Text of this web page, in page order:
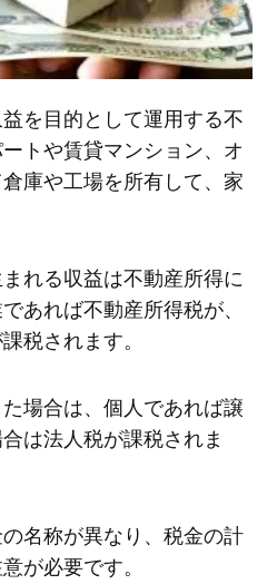
を目的として運用する不
トや賃貸マンション、オ
庫や工場を所有して、家
れる収益は不動産所得に
あれば不動産所得税が、
税されます。
場合は、個人であれば譲
は法人税が課税されま
名称が異なり、税金の計
が必要です。